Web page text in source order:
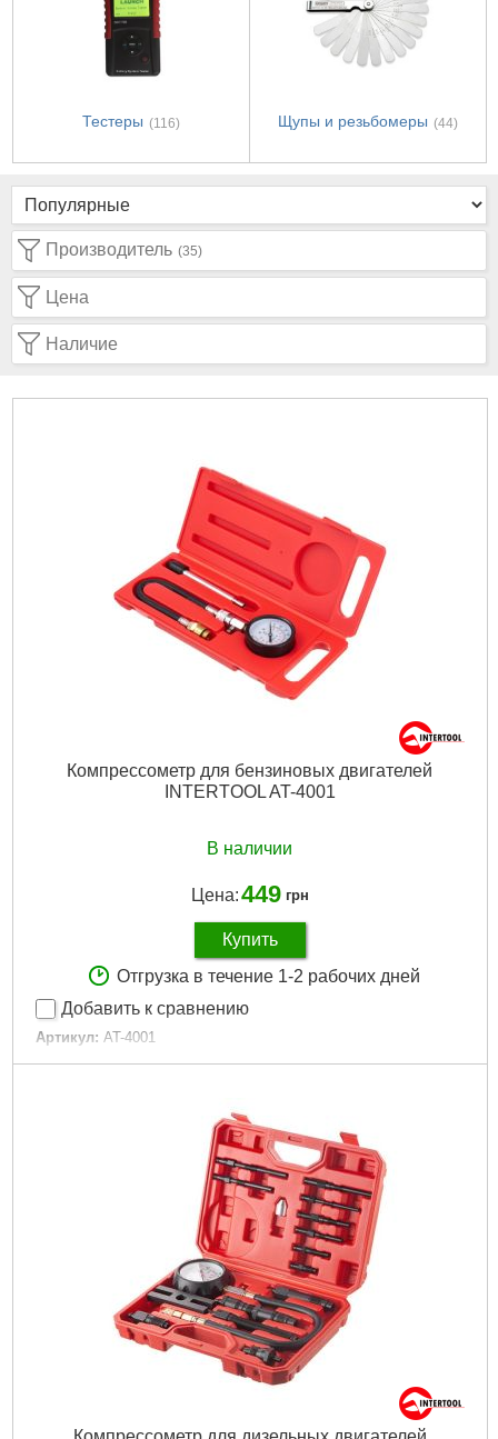
Тестеры (116) Щупы и резьбомеры (44)
Производитель (35)
Цена
Наличие
Компрессометр для бензиновых двигателей
INTERTOOL AT-4001
В наличии
Цена:449 грн
Купить
Отгрузка в течение 1-2 рабочих дней
Добавить к сравнению
Артикул: AT-4001
Код товара: 10.00.01
320x140x40 мм
Подробнее...